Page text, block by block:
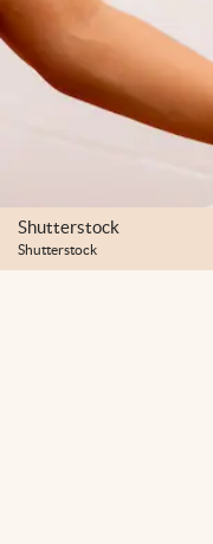
Shutterstock
Shutterstock